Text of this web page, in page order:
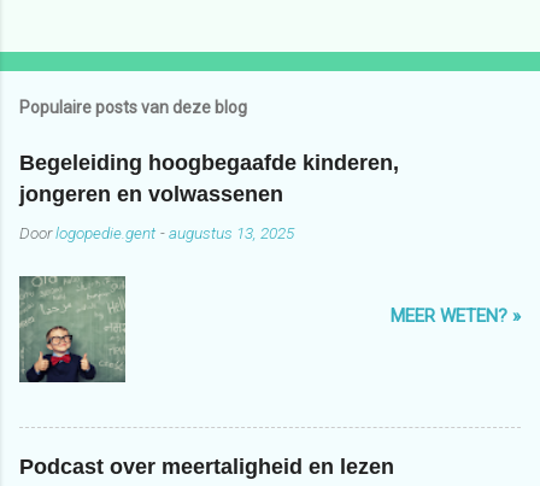
Populaire posts van deze blog
Begeleiding hoogbegaafde kinderen,
jongeren en volwassenen
Doorlogopedie.gent -augustus 13, 2025
MEER WETEN? »
Podcast over meertaligheid en lezen